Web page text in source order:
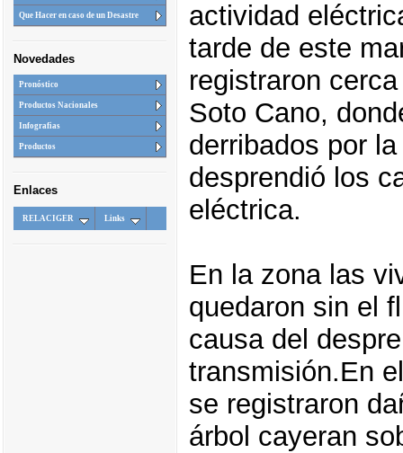
Que Hacer en caso de un Desastre
Novedades
Pronóstico
Productos Nacionales
Infografias
Productos
Enlaces
RELACIGER Links
actividad
tarde de este
registraron
Soto Cano,
derribados por
desprendió los
eléctrica.
En la zona las
quedaron sin el
causa del
transmisión.En
se registraron
árbol cayeran